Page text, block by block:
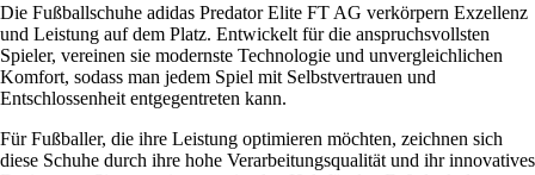
Die Fußballschuhe adidas Predator Elite FT AG verkörpern Exzellenz
und Leistung auf dem Platz. Entwickelt für die anspruchsvollsten
Spieler, vereinen sie modernste Technologie und unvergleichlichen
Komfort, sodass man jedem Spiel mit Selbstvertrauen und
Entschlossenheit entgegentreten kann.
Für Fußballer, die ihre Leistung optimieren möchten, zeichnen sich
diese Schuhe durch ihre hohe Verarbeitungsqualität und ihr innovatives